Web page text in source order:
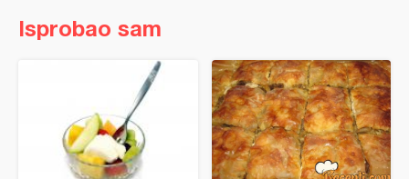
Isprobao sam